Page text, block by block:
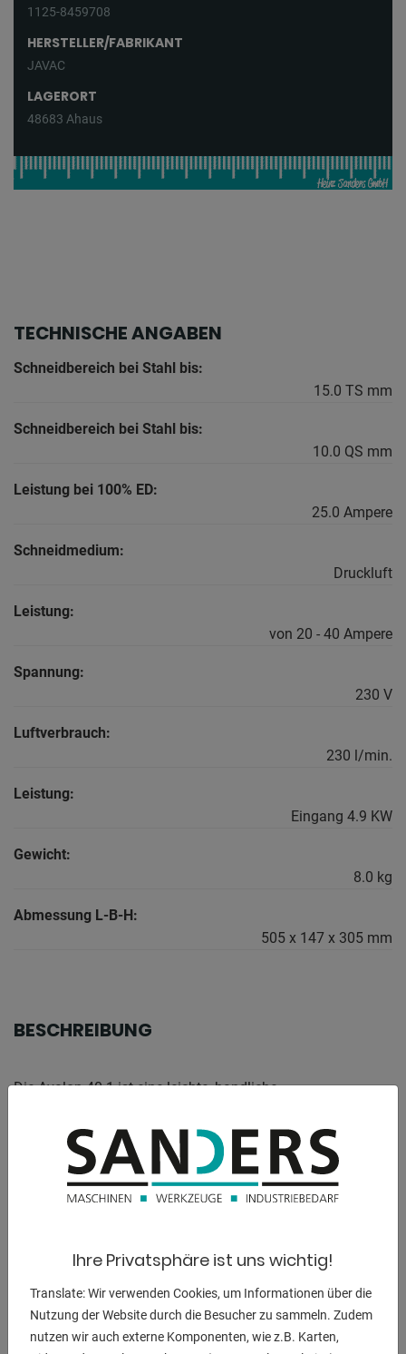
1125-8459708
HERSTELLER/FABRIKANT
JAVAC
LAGERORT
48683 Ahaus
TECHNISCHE ANGABEN
Schneidbereich bei Stahl bis:
15.0 TS mm
Schneidbereich bei Stahl bis:
10.0 QS mm
Leistung bei 100% ED:
25.0 Ampere
Schneidmedium:
Druckluft
Leistung:
von 20 - 40 Ampere
Spannung:
230 V
Luftverbrauch:
230 l/min.
Leistung:
Eingang 4.9 KW
Gewicht:
8.0 kg
Abmessung L-B-H:
505 x 147 x 305 mm
BESCHREIBUNG
Die Avalon 40.1 ist eine leichte, handliche
Schneidleistung und top Schnittqualität. Ihr geringes
Gewicht und die einfache
Handhabung macht sie zum idealen Kandidaten für
Handwerk, Werkstatt und
Eigenschaften
- IGBT-Technologie
- Aktive PFC-Technologie für eine hohe Einschaltdauer und
Energieeffizienz
Ihre Privatsphäre ist uns wichtig!
Translate: Wir verwenden Cookies, um Informationen über die
Nutzung der Website durch die Besucher zu sammeln. Zudem
nutzen wir auch externe Komponenten, wie z.B. Karten,